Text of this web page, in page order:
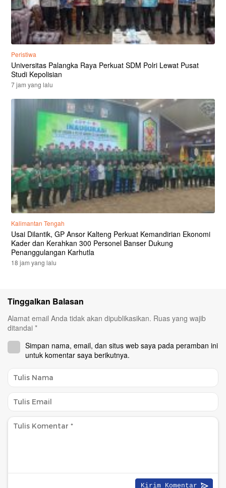
Peristiwa
Universitas Palangka Raya Perkuat SDM Polri Lewat Pusat
Studi Kepolisian
7 jam yang lalu
Kalimantan Tengah
Usai Dilantik, GP Ansor Kalteng Perkuat Kemandirian Ekonomi
Kader dan Kerahkan 300 Personel Banser Dukung
Penanggulangan Karhutla
18 jam yang lalu
Tinggalkan Balasan
Alamat email Anda tidak akan dipublikasikan. Ruas yang wajib
ditandai *
Simpan nama, email, dan situs web saya pada peramban ini
untuk komentar saya berikutnya.